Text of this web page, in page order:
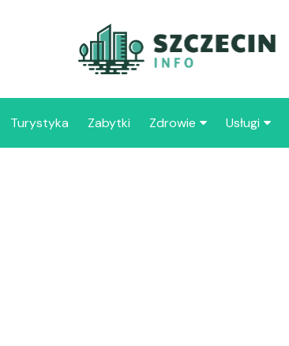
Turystyka Zabytki Zdrowie Usługi